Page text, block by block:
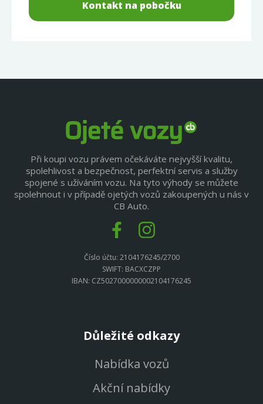
Kontakt na pobočku
Při koupi vozu právem očekáváte nejvyšší kvalitu,
spolehlivost a bezpečnost, perfektní servis a služby
spojené s užíváním vozu. Na tyto výhody se můžete
spolehnout i v případě ojetých vozů zakoupených u nás v
CB Auto.
Číslo účtu: 2104176245/2700
SWIFT: BACXCZPP
IBAN: CZ5027000000002104176245
Důležité odkazy
Nabídka vozů
Akční nabídky